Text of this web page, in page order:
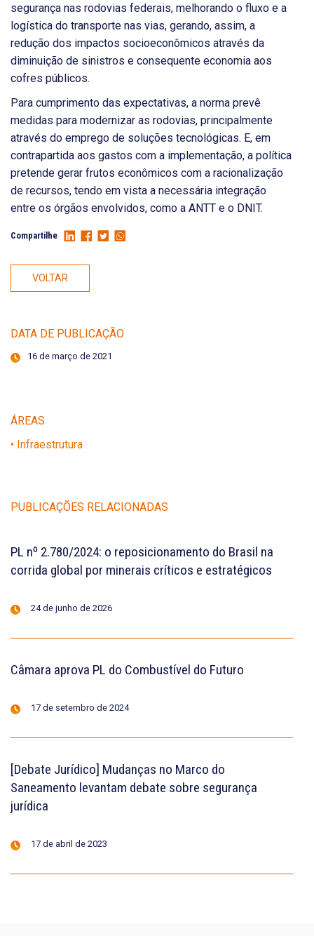
segurança nas rodovias federais, melhorando o fluxo e a
logística do transporte nas vias, gerando, assim, a
redução dos impactos socioeconômicos através da
diminuição de sinistros e consequente economia aos
cofres públicos.
Para cumprimento das expectativas, a norma prevê
medidas para modernizar as rodovias, principalmente
através do emprego de soluções tecnológicas. E, em
contrapartida aos gastos com a implementação, a política
pretende gerar frutos econômicos com a racionalização
de recursos, tendo em vista a necessária integração
entre os órgãos envolvidos, como a ANTT e o DNIT.
Compartilhe
VOLTAR
DATA DE PUBLICAÇÃO
16 de março de 2021
ÁREAS
• Infraestrutura
PUBLICAÇÕES RELACIONADAS
PL nº 2.780/2024: o reposicionamento do Brasil na
corrida global por minerais críticos e estratégicos
24 de junho de 2026
Câmara aprova PL do Combustível do Futuro
17 de setembro de 2024
[Debate Jurídico] Mudanças no Marco do
Saneamento levantam debate sobre segurança
jurídica
17 de abril de 2023